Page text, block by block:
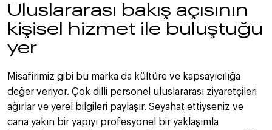
Uluslararası bakış açısının
kişisel hizmet ile buluştuğu
yer
Misafirimiz gibi bu marka da kültüre ve kapsayıcılığa
değer veriyor. Çok dilli personel uluslararası ziyaretçileri
ağırlar ve yerel bilgileri paylaşır. Seyahat ettiyseniz ve
cana yakın bir yapıyı profesyonel bir yaklaşımla